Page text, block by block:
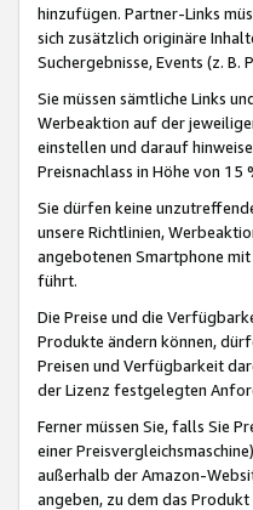
hinzufügen. Partner-Links
sich zusätzlich originäre
Suchergebnisse, Events (z.
Sie müssen sämtliche Links
Werbeaktion auf der
einstellen und darauf
Preisnachlass in Höhe von
Sie dürfen keine
unsere Richtlinien,
angebotenen Smartphone
führt.
Die Preise und die
Produkte ändern können,
Preisen und Verfügbarkeit
der Lizenz festgelegten
Ferner müssen Sie, falls Sie
einer
außerhalb der Amazon-
angeben, zu dem das